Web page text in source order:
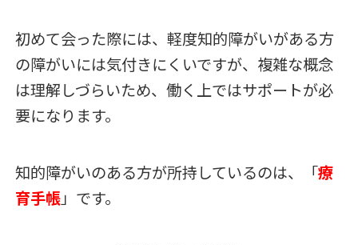
初めて会った際には、軽度知的障がいがある方
の障がいには気付きにくいですが、複雑な概念
は理解しづらいため、働く上ではサポートが必
要になります。
知的障がいのある方が所持しているのは、「療
育手帳 」です。